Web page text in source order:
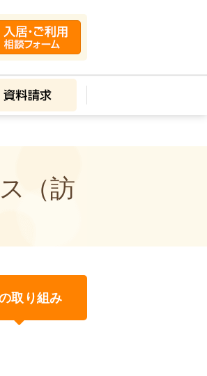
（訪
取り組み